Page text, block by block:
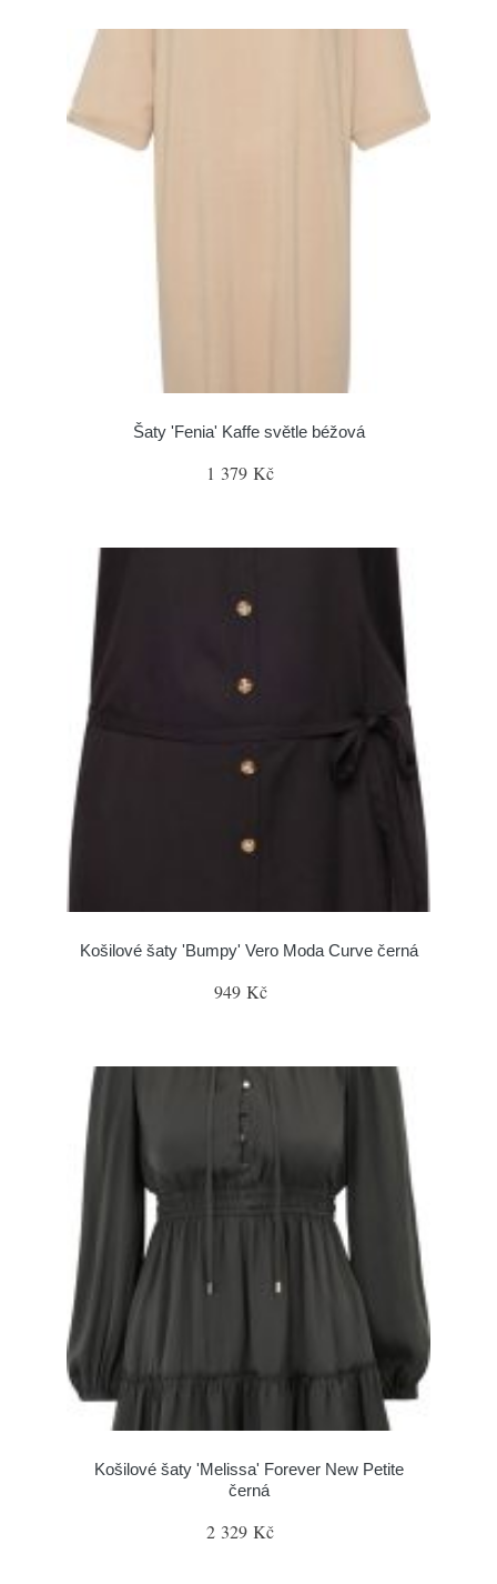
Šaty 'Fenia' Kaffe světle béžová
1 379 Kč
Košilové šaty 'Bumpy' Vero Moda Curve černá
949 Kč
Košilové šaty 'Melissa' Forever New Petite
černá
2 329 Kč